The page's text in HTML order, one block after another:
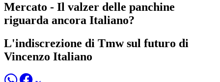
Mercato - Il valzer delle panchine
riguarda ancora Italiano?
L'indiscrezione di Tmw sul futuro di
Vincenzo Italiano